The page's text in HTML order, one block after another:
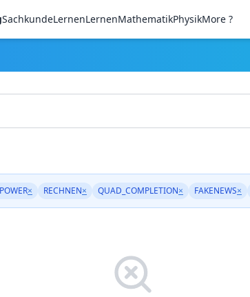
SachkundeLernenLernenMathematikPhysikMore ?
× RECHNEN× QUAD_COMPLETION× FAKENEWS×